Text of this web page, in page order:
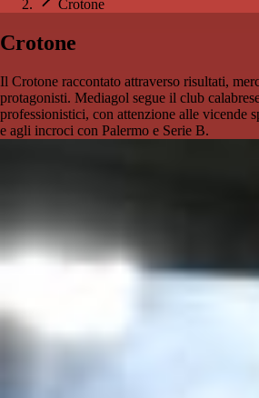
Crotone
Crotone
Il Crotone raccontato attraverso risultati,
protagonisti. Mediagol segue il club
professionistici, con attenzione alle vicende
e agli incroci con Palermo e Serie B.